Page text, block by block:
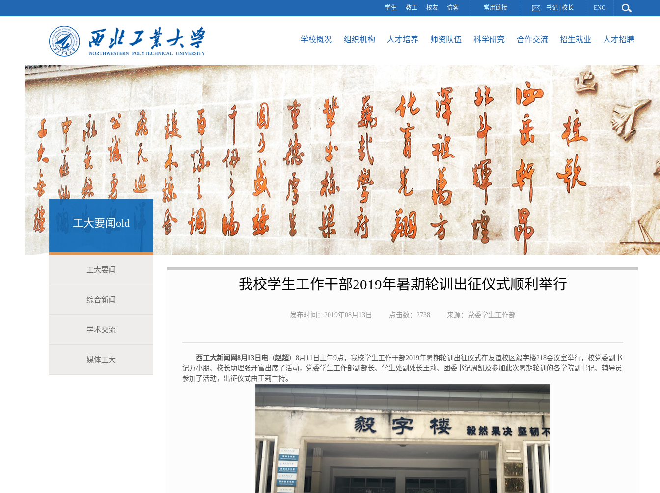
学生 教工 校友 访客 常用链接 书记 校长 ENG
学校概况 组织机构 人才培养 师资队伍 科学研究 合作交流 招生就业 人才招聘
工大要闻old
工大要闻
综合新闻
学术交流
媒体工大
我校学生工作干部2019年暑期轮训出征仪式顺利举行
发布时间：2019年08月13日 点击数： 2738 来源：党委学生工作部
西工大新闻网8月13日电 （赵超）8月11日上午9点，我校学生工作干部2019年暑期轮训出征仪式在友谊校区毅字楼218会议室举行，校党委副书
记万小朋、校长助理张开富出席了活动，党委学生工作部副部长、学生处副处长王莉、团委书记周凯及参加此次暑期轮训的各学院副书记、辅导员
参加了活动，出征仪式由王莉主持。